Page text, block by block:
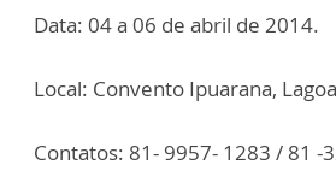
Data: 04 a 06 de abril de 2014.
Local: Convento Ipuarana,
Contatos: 81- 9957- 1283 / 81 -